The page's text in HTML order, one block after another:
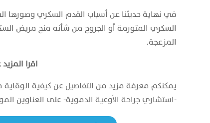
في نهاية حديثنا عن أسباب القدم السكري وصورها
السكري المتورمة أو الجروح من شأنه منح مريض
المزعجة.
اقرا
يمكنكم معرفة مزيد من التفاصيل عن كيفية الوقاية
-استشاري جراحة الأوعية الدموية- على العناوين